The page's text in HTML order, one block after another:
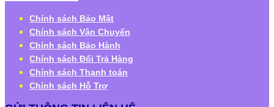
Chính sách Bảo Mật
Chính sách Vận Chuyển
Chính sách Bảo Hành
Chính sách Đổi Trả Hàng
Chính sách Thanh toán
Chính sách Hỗ Trợ